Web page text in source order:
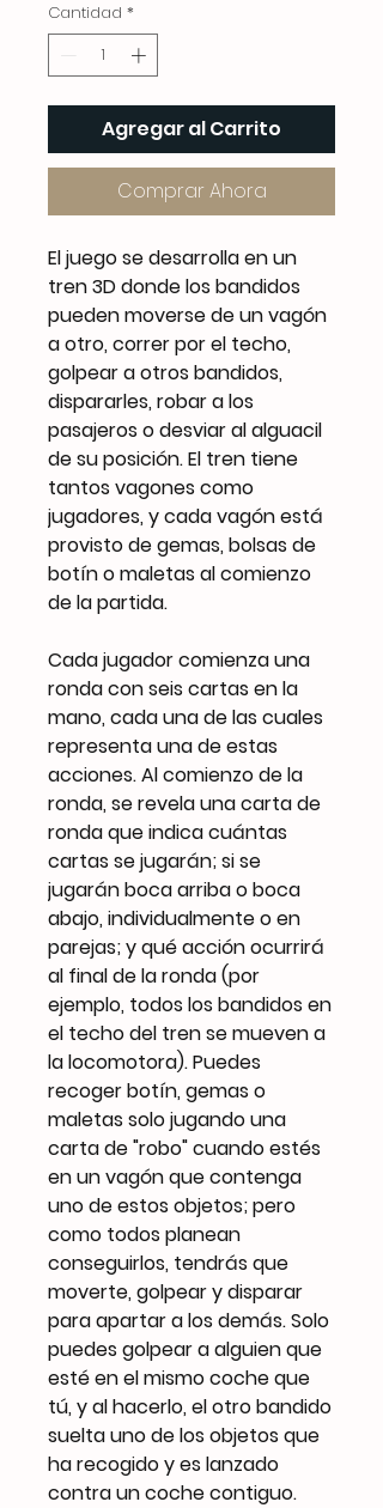
Cantidad *
Agregar al Carrito
Comprar Ahora
El juego se desarrolla en un
tren 3D donde los bandidos
pueden moverse de un vagón
a otro, correr por el techo,
golpear a otros bandidos,
dispararles, robar a los
pasajeros o desviar al alguacil
de su posición. El tren tiene
tantos vagones como
jugadores, y cada vagón está
provisto de gemas, bolsas de
botín o maletas al comienzo
de la partida.
Cada jugador comienza una
ronda con seis cartas en la
mano, cada una de las cuales
representa una de estas
acciones. Al comienzo de la
ronda, se revela una carta de
ronda que indica cuántas
cartas se jugarán; si se
jugarán boca arriba o boca
abajo, individualmente o en
parejas; y qué acción ocurrirá
al final de la ronda (por
ejemplo, todos los bandidos en
el techo del tren se mueven a
la locomotora). Puedes
recoger botín, gemas o
maletas solo jugando una
carta de "robo" cuando estés
en un vagón que contenga
uno de estos objetos; pero
como todos planean
conseguirlos, tendrás que
moverte, golpear y disparar
para apartar a los demás. Solo
puedes golpear a alguien que
esté en el mismo coche que
tú, y al hacerlo, el otro bandido
suelta uno de los objetos que
ha recogido y es lanzado
contra un coche contiguo.